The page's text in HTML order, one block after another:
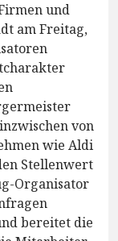
und
am Freitag,
von
wie Aldi
Stellenwert
Organisator
bereitet die